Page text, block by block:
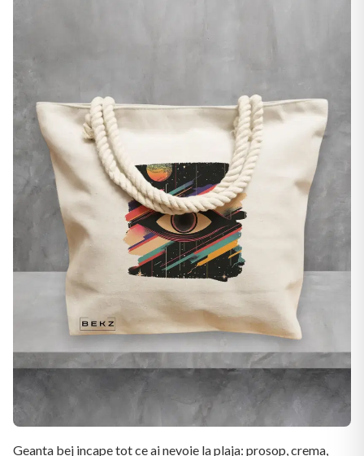
Geanta bej incape tot ce ai nevoie la plaja: prosop, crema,